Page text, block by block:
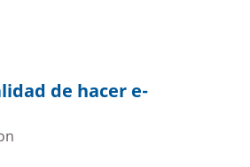
de hacer e-